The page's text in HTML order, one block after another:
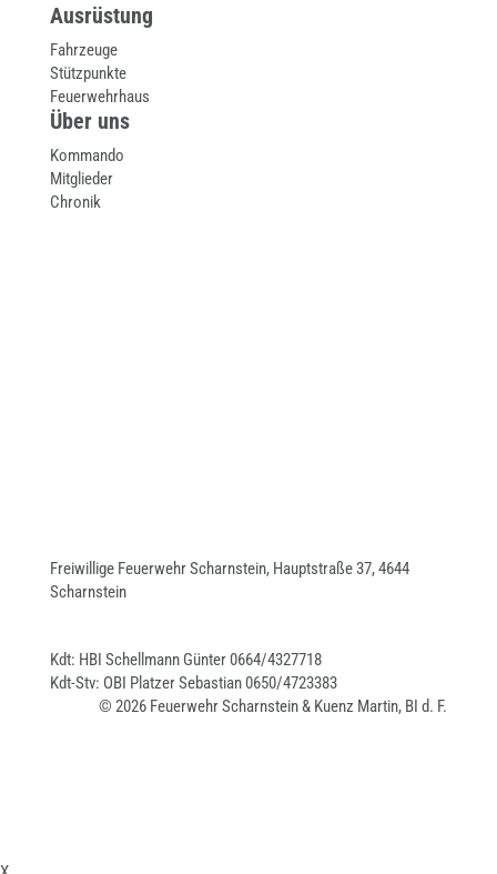
Ausrüstung
Fahrzeuge
Stützpunkte
Feuerwehrhaus
Über uns
Kommando
Mitglieder
Chronik
Freiwillige Feuerwehr Scharnstein, Hauptstraße 37, 4644
Scharnstein
Kdt: HBI Schellmann Günter 0664/4327718
Kdt-Stv: OBI Platzer Sebastian 0650/4723383
© 2026 Feuerwehr Scharnstein & Kuenz Martin, BI d. F.